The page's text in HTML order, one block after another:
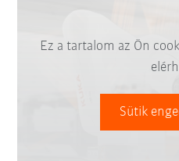
Ez a tartalom az Ön
Sütik